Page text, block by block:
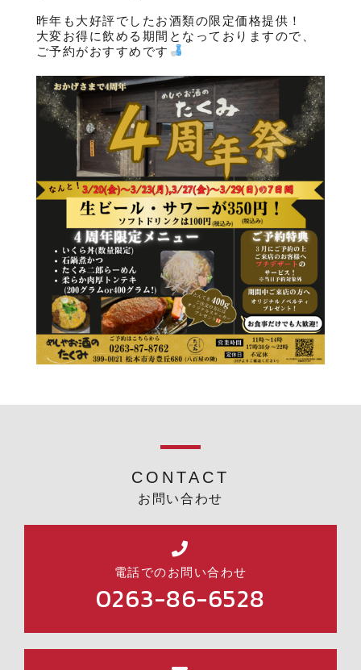
昨年も大好評でしたお酒類の限定価格提供！
大変お得に飲める期間となっておりますので、
ご予約がおすすめです
CONTACT
お問い合わせ
電話でのお問い合わせ
0263-86-6528